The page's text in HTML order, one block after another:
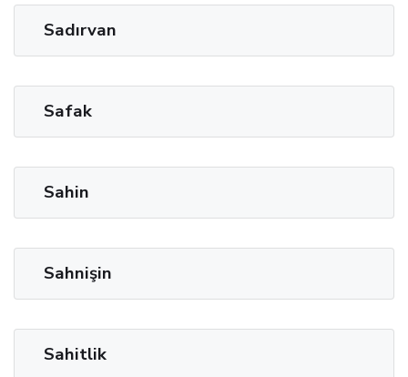
Sadırvan
Safak
Sahin
Sahnişin
Sahitlik